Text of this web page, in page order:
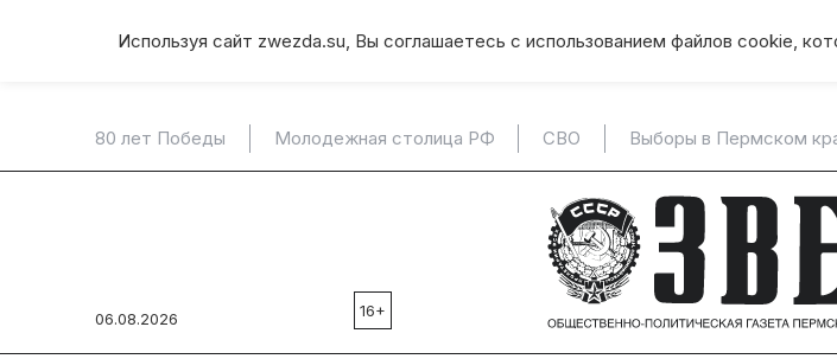
Используя сайт zwezda.su, Вы соглашаетесь с использованием файлов cookie,
80 лет Победы Молодежная столица РФ СВО Выборы в Пермском
06.08.2026 16+